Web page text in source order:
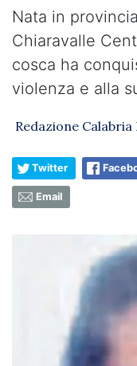
Nata in
Chiaravalle
cosca ha
violenza e alla
Redazione Calabria
Twitter
Email